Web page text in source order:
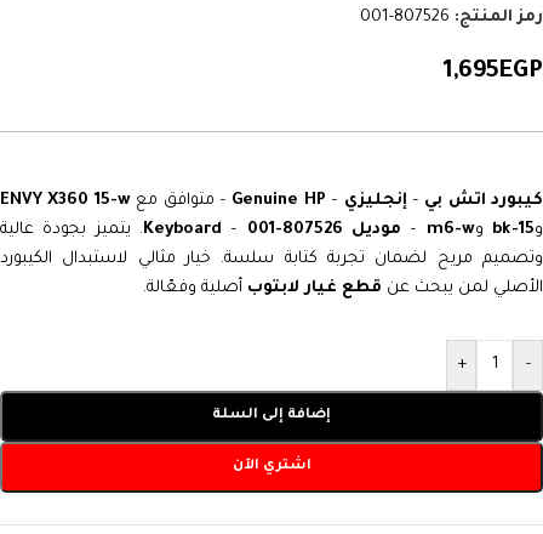
رمز المنتج: 807526-001
1,695EGP
كيبورد اتش بي – إنجليزي –
Genuine HP – متوافق معENVY X360 15-w
و15-bk وm6-w
– موديل 807526-001 –
Keyboard. يتميز بجودة عالية
وتصميم مريح لضمان تجربة كتابة سلسة. خيار مثالي لاستبدال الكيبورد
الأصلي لمن يبحث عن قطع غيار لابتوب أصلية وفعّالة.
-
+
إضافة إلى السلة
اشتري الآن